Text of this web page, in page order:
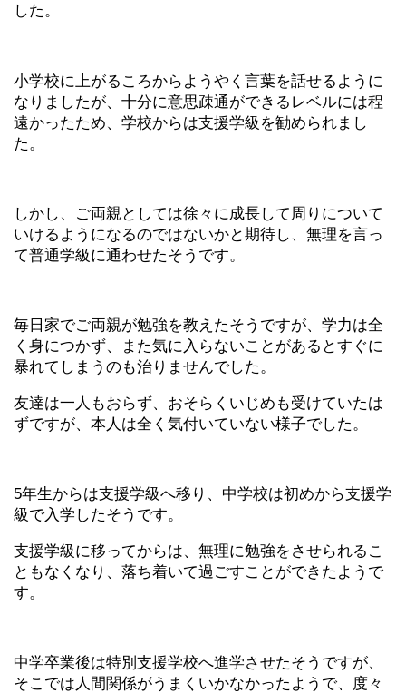
した。
小学校に上がるころからようやく言葉を話せるように
なりましたが、十分に意思疎通ができるレベルには程
遠かったため、学校からは支援学級を勧められまし
た。
しかし、ご両親としては徐々に成長して周りについて
いけるようになるのではないかと期待し、無理を言っ
て普通学級に通わせたそうです。
毎日家でご両親が勉強を教えたそうですが、学力は全
く身につかず、また気に入らないことがあるとすぐに
暴れてしまうのも治りませんでした。
友達は一人もおらず、おそらくいじめも受けていたは
ずですが、本人は全く気付いていない様子でした。
5年生からは支援学級へ移り、中学校は初めから支援学
級で入学したそうです。
支援学級に移ってからは、無理に勉強をさせられるこ
ともなくなり、落ち着いて過ごすことができたようで
す。
中学卒業後は特別支援学校へ進学させたそうですが、
そこでは人間関係がうまくいかなかったようで、度々